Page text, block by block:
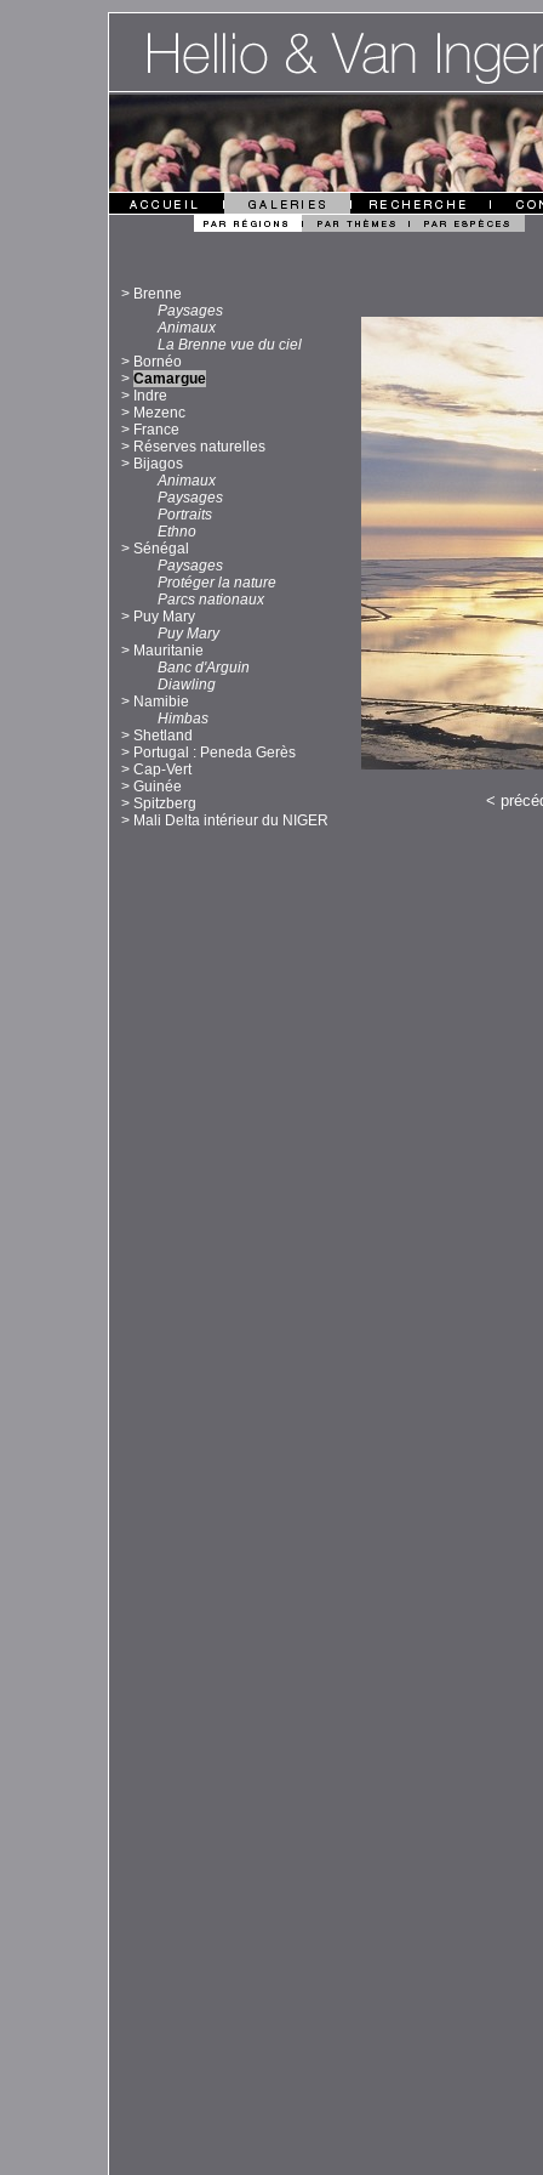
> Brenne
Paysages
Animaux
La Brenne vue du ciel
> Bornéo
> Camargue
> Indre
> Mezenc
> France
> Réserves naturelles
> Bijagos
Animaux
Paysages
Portraits
Ethno
> Sénégal
Paysages
Protéger la nature
Parcs nationaux
> Puy Mary
Puy Mary
> Mauritanie
Banc d'Arguin
Diawling
> Namibie
Himbas
> Shetland
> Portugal : Peneda Gerès
> Cap-Vert
> Guinée
> Spitzberg
> Mali Delta intérieur du NIGER
<